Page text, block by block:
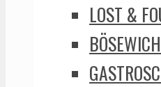
LOST &